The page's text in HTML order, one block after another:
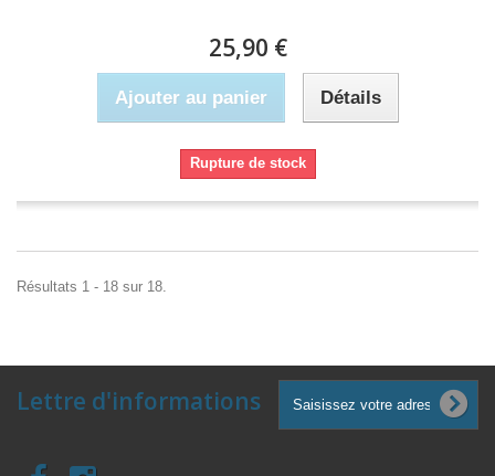
25,90 €
Ajouter au panier Détails
Rupture de stock
Résultats 1 - 18 sur 18.
Lettre d'informations